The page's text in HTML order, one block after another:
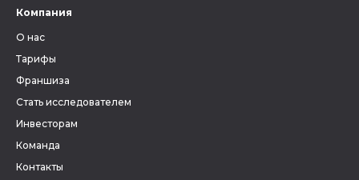
Компания
О нас
Тарифы
Франшиза
Стать исследователем
Инвесторам
Команда
Контакты